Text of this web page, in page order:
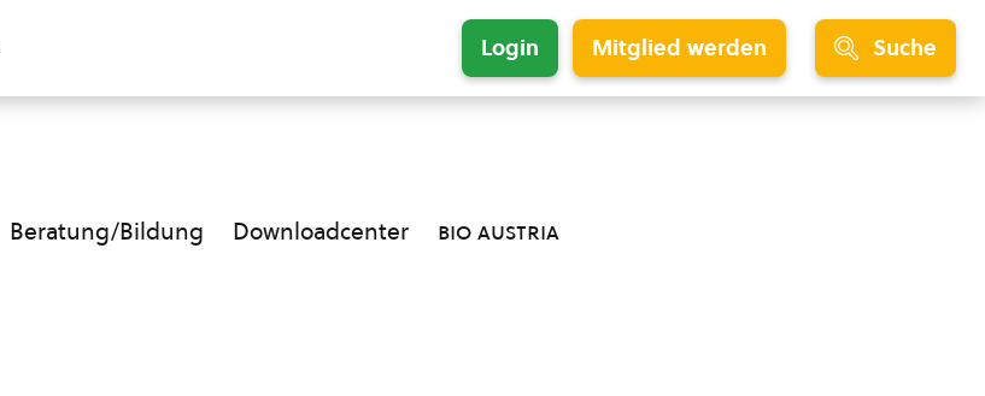
Login Mitglied werden Suche
Beratung/Bildung Downloadcenter bio austria